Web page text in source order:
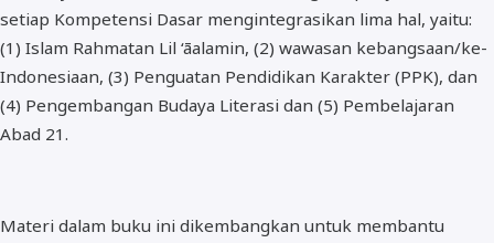
setiap Kompetensi Dasar mengintegrasikan lima hal, yaitu:
(1) Islam Rahmatan Lil ‘āalamin, (2) wawasan kebangsaan/ke-
Indonesiaan, (3) Penguatan Pendidikan Karakter (PPK), dan
(4) Pengembangan Budaya Literasi dan (5) Pembelajaran
Abad 21.
Materi dalam buku ini dikembangkan untuk membantu